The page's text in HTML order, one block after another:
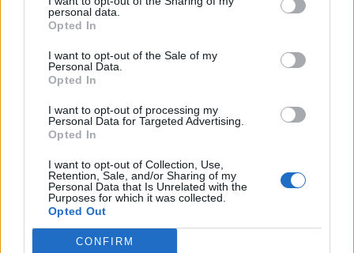
personal data.
Opted In
I want to opt-out of the Sale of my
Personal Data.
Opted In
I want to opt-out of processing my
Personal Data for Targeted Advertising.
Opted In
I want to opt-out of Collection, Use,
Retention, Sale, and/or Sharing of my
Personal Data that Is Unrelated with the
Purposes for which it was collected.
Opted Out
CONFIRM
„Az ember megpróbálja a
egy kis darabját”.
Beszélgetés Szabó Zsolttal
Tömegverekedés lett a szűk
mezőgazdasági úti vitából
Csatószegen
Székelyhon